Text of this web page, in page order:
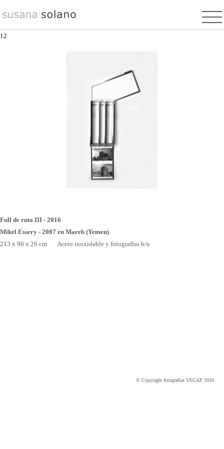
al
contenido
12
Full de ruta III - 2016
Mikel Essery - 2007 en Mareb (Yemen)
213 x 96 x 26 cm Acero inoxidable y fotografías b/n
© Copyright fotografías VEGAP 2016